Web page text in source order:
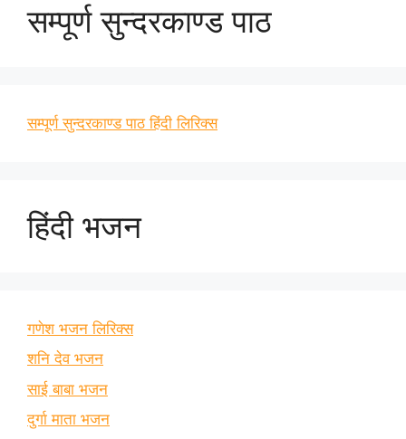
सम्पूर्ण सुन्दरकाण्ड पाठ
सम्पूर्ण सुन्दरकाण्ड पाठ हिंदी लिरिक्स
हिंदी भजन
गणेश भजन लिरिक्स
शनि देव भजन
साई बाबा भजन
दुर्गा माता भजन